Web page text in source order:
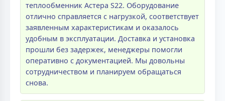
теплообменник Астера S22. Оборудование
отлично справляется с нагрузкой, соответствует
заявленным характеристикам и оказалось
удобным в эксплуатации. Доставка и установка
прошли без задержек, менеджеры помогли
оперативно с документацией. Мы довольны
сотрудничеством и планируем обращаться
снова.